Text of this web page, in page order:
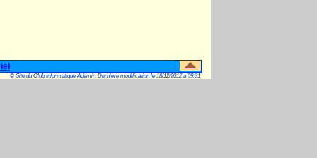
© Site du Club Informatique Ademir. Dernière modification le 18/12/2012 à 09:31